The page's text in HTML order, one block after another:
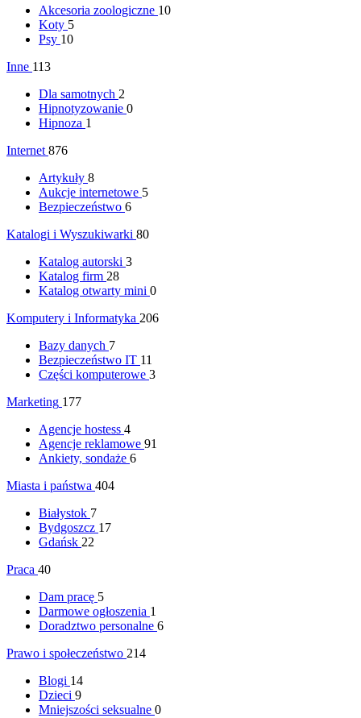
Akcesoria zoologiczne 10
Koty 5
Psy 10
Inne 113
Dla samotnych 2
Hipnotyzowanie 0
Hipnoza 1
Internet 876
Artykuły 8
Aukcje internetowe 5
Bezpieczeństwo 6
Katalogi i Wyszukiwarki 80
Katalog autorski 3
Katalog firm 28
Katalog otwarty mini 0
Komputery i Informatyka 206
Bazy danych 7
Bezpieczeństwo IT 11
Części komputerowe 3
Marketing 177
Agencje hostess 4
Agencje reklamowe 91
Ankiety, sondaże 6
Miasta i państwa 404
Białystok 7
Bydgoszcz 17
Gdańsk 22
Praca 40
Dam pracę 5
Darmowe ogłoszenia 1
Doradztwo personalne 6
Prawo i społeczeństwo 214
Blogi 14
Dzieci 9
Mniejszości seksualne 0